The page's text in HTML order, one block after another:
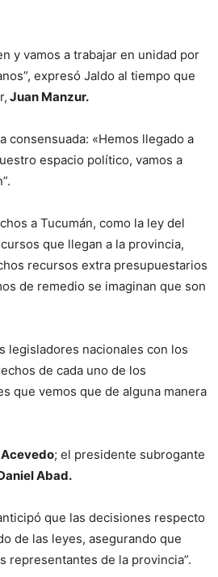
y vamos a trabajar en unidad por
expresó Jaldo al tiempo que
Juan Manzur.
consensuada: «Hemos llegado a
espacio político, vamos a
a Tucumán, como la ley del
que llegan a la provincia,
recursos extra presupuestarios
de remedio se imaginan que son
legisladores nacionales con los
de cada uno de los
que vemos que de alguna manera
; el presidente subrogante
Abad.
que las decisiones respecto
de las leyes, asegurando que
representantes de la provincia”.